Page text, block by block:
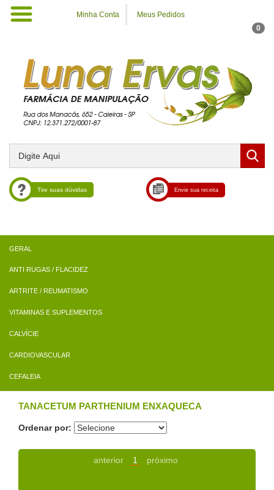
Minha Conta
Meus Pedidos
0
Tire suas dúvidas Envie sua receita
ANTI RUGAS / FLACIDEZ
ARTRITE / REUMATISMO
VITAMINAS E SUPLEMENTOS
CALVÍCIE
CARDIOVASCULAR
CEFALEIA
TANACETUM PARTHENIUM ENXAQUECA
Ordenar por:
anterior 1 próximo